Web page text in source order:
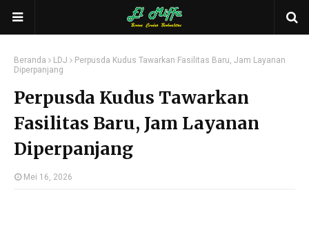
Beranda LDJ
Perpusda Kudus Tawarkan Fasilitas Baru, Jam Layanan
Diperpanjang
Perpusda Kudus Tawarkan
Fasilitas Baru, Jam Layanan
Diperpanjang
Mei 16, 2026